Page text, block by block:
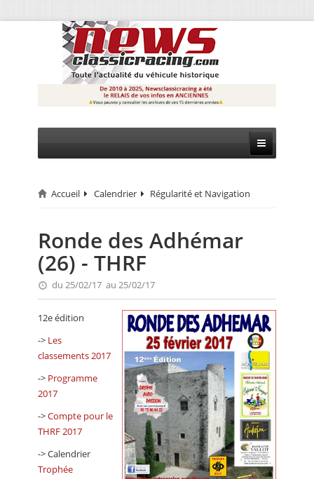
CIRCUIT
RALLYE
MONTAGNE
EVÈNEMENTS
CALENDRIER
VIDEO
PETITES ANNONCES
Accueil Calendrier Régularité et Navigation
Ronde des Adhémar
(26) - THRF
du 25/02/17 au 25/02/17
12e édition
-> Les
classements 2017
-> Programme
2017
->Compte pour le
THRF 2017
-> Calendrier
Trophée